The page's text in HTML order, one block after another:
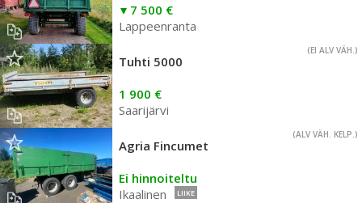
7 500 €
Lappeenranta
(EI ALV VÄH.)
Tuhti 5000
1 900 €
Saarijärvi
(ALV VÄH. KELP.)
Agria Fincumet
Ei hinnoiteltu
Ikaalinen
LIIKE